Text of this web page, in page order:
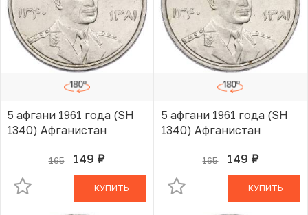
5 афгани 1961 года (SH
1340) Афганистан
165 149 руб.
В КОРЗИНЕ
КУПИТЬ
5 афгани 1961 года (SH
1340) Афганистан
165 149 руб.
В КОРЗИНЕ
КУПИТЬ